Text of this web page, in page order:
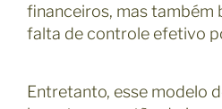
financeiros, mas também
falta de controle efetivo
Entretanto, esse modelo